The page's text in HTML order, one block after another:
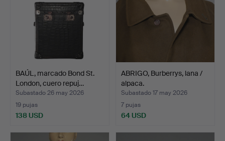
BAÚL, marcado Bond St.
London, cuero repuj…
Subastado 26 may 2026
19 pujas
138 USD
ABRIGO, Burberrys, lana /
alpaca.
Subastado 17 may 2026
7 pujas
64 USD